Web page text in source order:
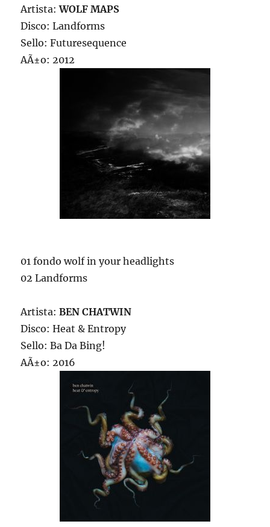
Artista:WOLF MAPS
Disco: Landforms
Sello: Futuresequence
AÃ±o: 2012
01 fondo wolf in your headlights
02 Landforms
Artista:BEN CHATWIN
Disco: Heat & Entropy
Sello: Ba Da Bing!
AÃ±o: 2016